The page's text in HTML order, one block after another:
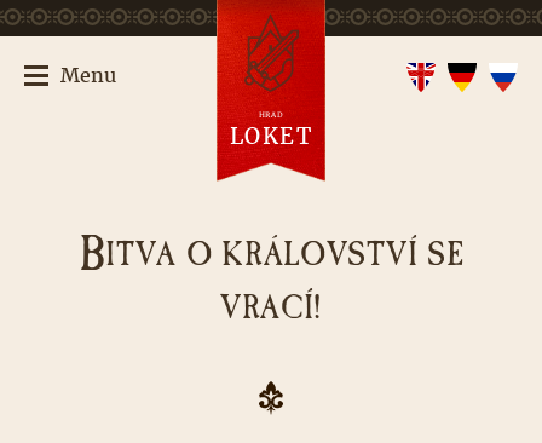
BITVA O KRÁLOVSTVÍ SE
VRACÍ!
Menu
HRAD
LOKET